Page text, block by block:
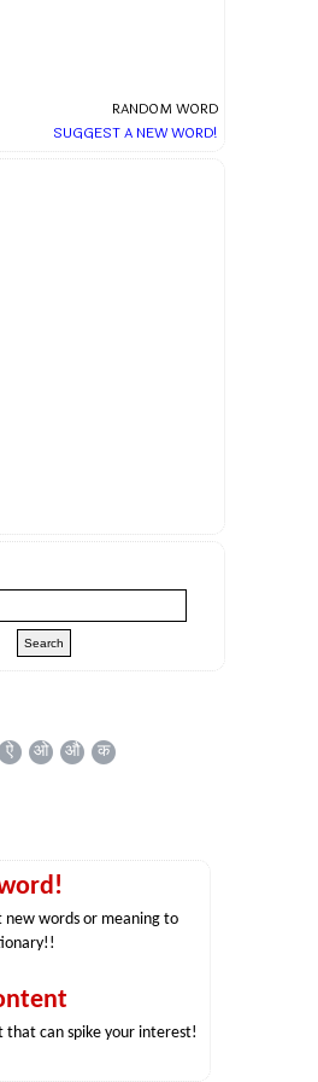
RANDOM WORD
SUGGEST A NEW WORD!
ऐ ओ औ
क
new words or meaning to
that can spike your interest!